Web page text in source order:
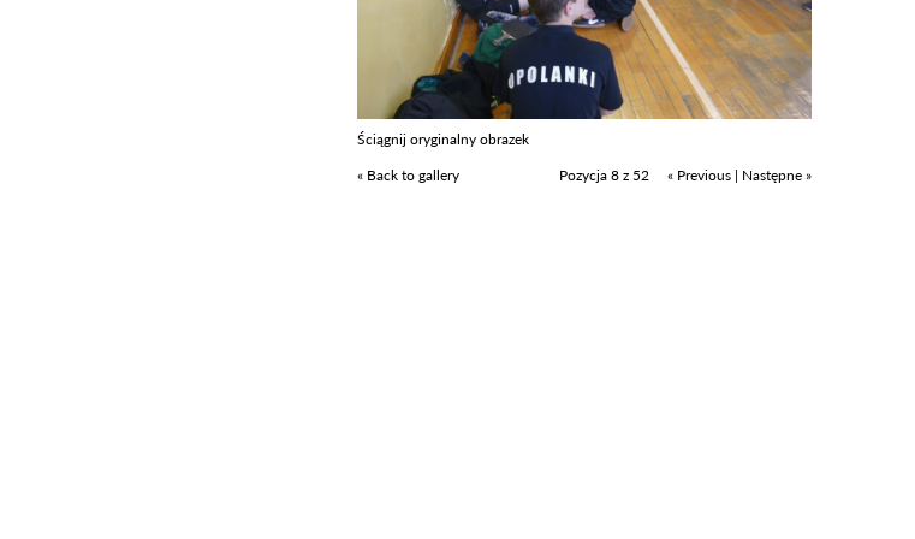
Ściągnij oryginalny obrazek
« Back to gallery
Pozycja 8 z 52 « Previous | Następne »